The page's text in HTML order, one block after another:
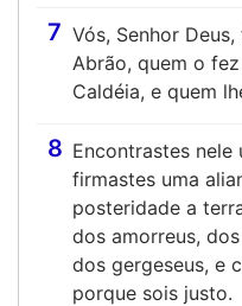
7 Vós, Senhor
Abrão, quem o
Caldéia, e quem
8 Encontrastes
firmastes uma
posteridade a
dos amorreus,
dos gergeseus, e
porque sois justo.